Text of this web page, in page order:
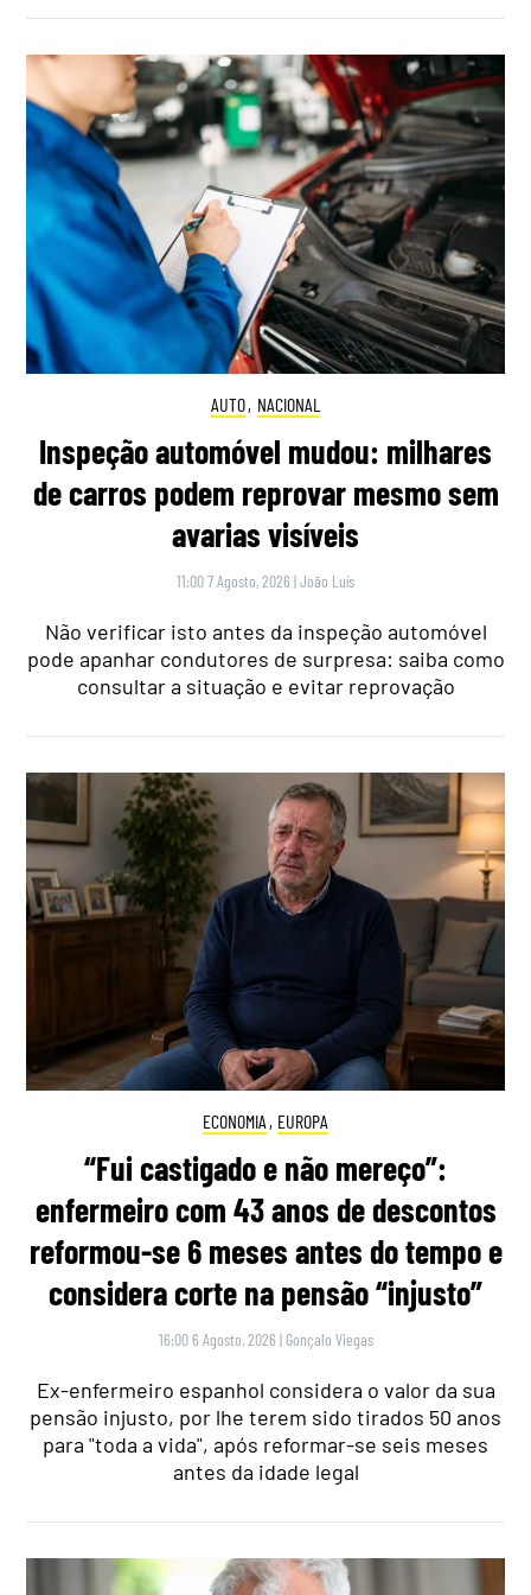
AUTO, NACIONAL
Inspeção automóvel mudou: milhares
de carros podem reprovar mesmo sem
avarias visíveis
11:00 7 Agosto, 2026 |João Luís
Não verificar isto antes da inspeção automóvel
pode apanhar condutores de surpresa: saiba como
consultar a situação e evitar reprovação
ECONOMIA , EUROPA
“Fui castigado e não mereço”:
enfermeiro com 43 anos de descontos
reformou-se 6 meses antes do tempo e
considera corte na pensão “injusto”
16:00 6 Agosto, 2026 | Gonçalo Viegas
Ex-enfermeiro espanhol considera o valor da sua
pensão injusto, por lhe terem sido tirados 50 anos
para "toda a vida", após reformar-se seis meses
antes da idade legal